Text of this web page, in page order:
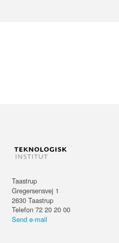
Taastrup
Gregersensvej 1
2630 Taastrup
Telefon 72 20 20 00
Send e-mail